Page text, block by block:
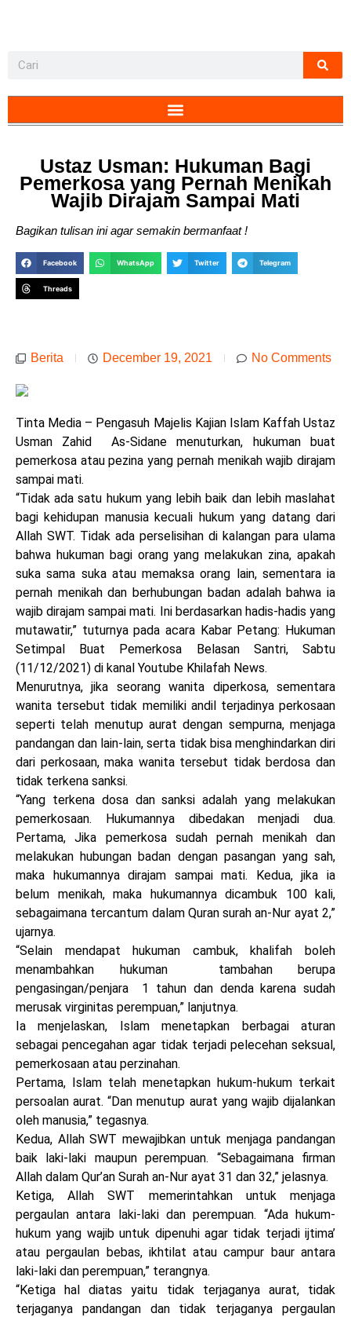
Ustaz Usman: Hukuman Bagi
Pemerkosa yang Pernah Menikah
Wajib Dirajam Sampai Mati
Bagikan tulisan ini agar semakin bermanfaat !
Facebook WhatsApp Twitter Telegram
Threads
Berita December 19, 2021 No Comments
Tinta Media – Pengasuh Majelis Kajian Islam Kaffah Ustaz
Usman Zahid As-Sidane menuturkan, hukuman buat
pemerkosa atau pezina yang pernah menikah wajib dirajam
sampai mati.
“Tidak ada satu hukum yang lebih baik dan lebih maslahat
bagi kehidupan manusia kecuali hukum yang datang dari
Allah SWT. Tidak ada perselisihan di kalangan para ulama
bahwa hukuman bagi orang yang melakukan zina, apakah
suka sama suka atau memaksa orang lain, sementara ia
pernah menikah dan berhubungan badan adalah bahwa ia
wajib dirajam sampai mati. Ini berdasarkan hadis-hadis yang
mutawatir,” tuturnya pada acara Kabar Petang: Hukuman
Setimpal Buat Pemerkosa Belasan Santri, Sabtu
(11/12/2021) di kanal Youtube Khilafah News.
Menurutnya, jika seorang wanita diperkosa, sementara
wanita tersebut tidak memiliki andil terjadinya perkosaan
seperti telah menutup aurat dengan sempurna, menjaga
pandangan dan lain-lain, serta tidak bisa menghindarkan diri
dari perkosaan, maka wanita tersebut tidak berdosa dan
tidak terkena sanksi.
“Yang terkena dosa dan sanksi adalah yang melakukan
pemerkosaan. Hukumannya dibedakan menjadi dua.
Pertama, Jika pemerkosa sudah pernah menikah dan
melakukan hubungan badan dengan pasangan yang sah,
maka hukumannya dirajam sampai mati. Kedua, jika ia
belum menikah, maka hukumannya dicambuk 100 kali,
sebagaimana tercantum dalam Quran surah an-Nur ayat 2,”
ujarnya.
“Selain mendapat hukuman cambuk, khalifah boleh
menambahkan hukuman tambahan berupa
pengasingan/penjara 1 tahun dan denda karena sudah
merusak virginitas perempuan,” lanjutnya.
Ia menjelaskan, Islam menetapkan berbagai aturan
sebagai pencegahan agar tidak terjadi pelecehan seksual,
pemerkosaan atau perzinahan.
Pertama, Islam telah menetapkan hukum-hukum terkait
persoalan aurat. “Dan menutup aurat yang wajib dijalankan
oleh manusia,” tegasnya.
Kedua, Allah SWT mewajibkan untuk menjaga pandangan
baik laki-laki maupun perempuan. “Sebagaimana firman
Allah dalam Qur’an Surah an-Nur ayat 31 dan 32,” jelasnya.
Ketiga, Allah SWT memerintahkan untuk menjaga
pergaulan antara laki-laki dan perempuan. “Ada hukum-
hukum yang wajib untuk dipenuhi agar tidak terjadi ijtima’
atau pergaulan bebas, ikhtilat atau campur baur antara
laki-laki dan perempuan,” terangnya.
“Ketiga hal diatas yaitu tidak terjaganya aurat, tidak
terjaganya pandangan dan tidak terjaganya pergaulan